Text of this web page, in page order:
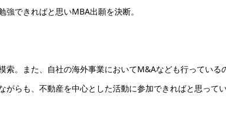
できればと思いMBA出願を決断。
。また、自社の海外事業においてM&Aなども行っている
らも、不動産を中心とした活動に参加できればと思ってい